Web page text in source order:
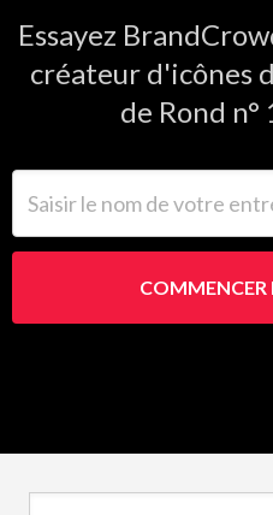
Essayez
créateur d'icônes
de Rond n°